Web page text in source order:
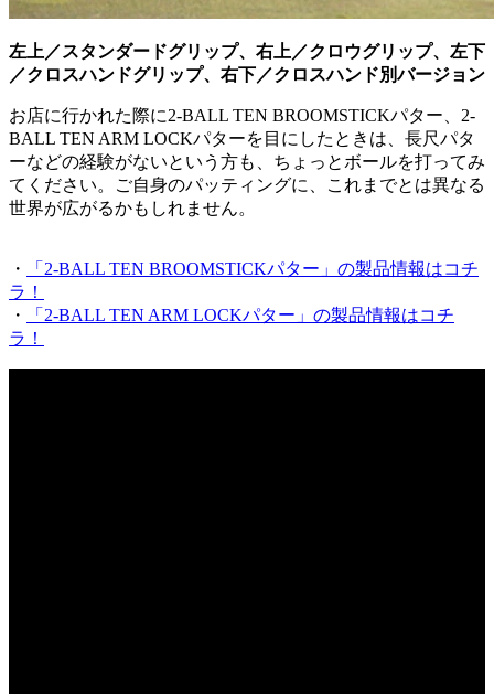
左上／スタンダードグリップ、右上／クロウグリップ、左下
／クロスハンドグリップ、右下／クロスハンド別バージョン
お店に行かれた際に2-BALL TEN BROOMSTICKパター、2-
BALL TEN ARM LOCKパターを目にしたときは、長尺パタ
ーなどの経験がないという方も、ちょっとボールを打ってみ
てください。ご自身のパッティングに、これまでとは異なる
世界が広がるかもしれません。
・
「2-BALL TEN BROOMSTICKパター」の製品情報はコチ
ラ！
・
「2-BALL TEN ARM LOCKパター」の製品情報はコチ
ラ！